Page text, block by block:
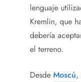
lenguaje
Kremlin, que
debería
el terreno.
Desde Moscú,